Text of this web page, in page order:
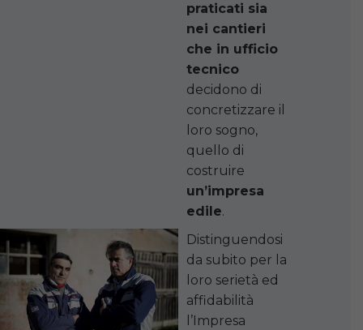
praticati sia
nei cantieri
che in ufficio
tecnico
decidono di
concretizzare il
loro sogno,
quello di
costruire
un’impresa
edile.
Distinguendosi
da subito per la
loro serietà ed
affidabilità
l’Impresa